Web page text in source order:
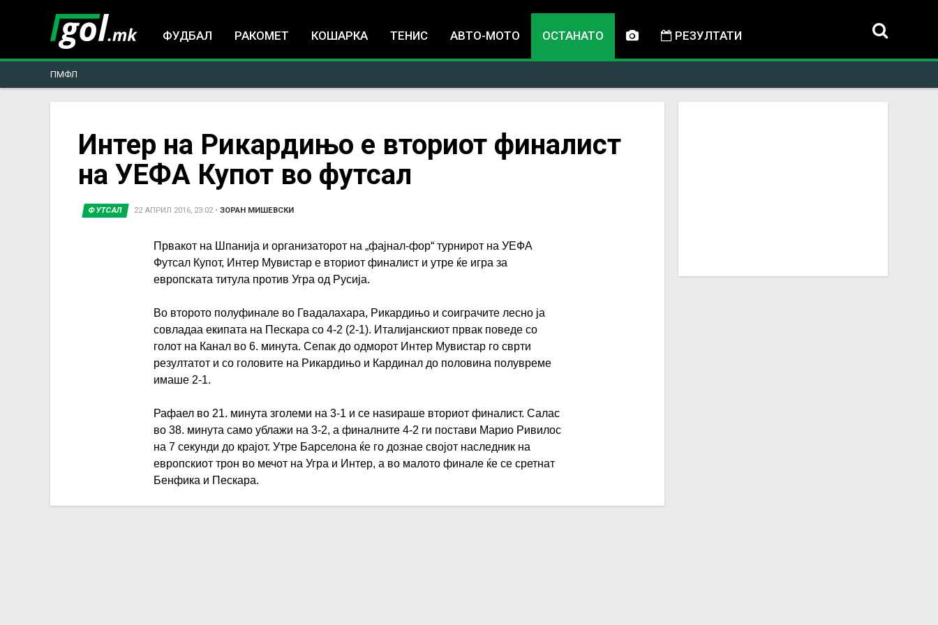
ФУДБАЛ РАКОМЕТ КОШАРКА ТЕНИС АВТО-МОТО ОСТАНАТО РЕЗУЛТАТИ
ПМФЛ
here
Интер на Рикардињо е вториот финалист
на УЕФА Купот во футсал
ФУТСАЛ 22 АПРИЛ 2016, 23:02• ЗОРАН МИШЕВСКИ
Првакот на Шпанија и организаторот на „фајнал-фор“ турнирот на УЕФА
Футсал Купот, Интер Мувистар е вториот финалист и утре ќе игра за
европската титула против Угра од Русија.
Во второто полуфинале во Гвадалахара, Рикардињо и соиграчите лесно ја
совладаа екипата на Пескара со 4-2 (2-1). Италијанскиот првак поведе со
голот на Канал во 6. минута. Сепак до одморот Интер Мувистар го сврти
резултатот и со головите на Рикардињо и Кардинал до половина полувреме
имаше 2-1.
Рафаел во 21. минута зголеми на 3-1 и се наѕираше вториот финалист. Салас
во 38. минута само ублажи на 3-2, а финалните 4-2 ги постави Марио Ривилос
на 7 секунди до крајот. Утре Барселона ќе го дознае својот наследник на
европскиот трон во мечот на Угра и Интер, а во малото финале ќе се сретнат
Бенфика и Пескара.